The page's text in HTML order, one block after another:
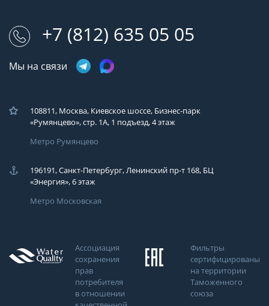
+7 (812) 635 05 05
Мы на связи
108811, Москва, Киевское шоссе, Бизнес-парк
«Румянцево», стр. 1А, 1 подъезд, 4 этаж
Метро Румянцево
196191, Санкт-Петербург, Ленинский пр-т 168, БЦ
«Энергия», 6 этаж
Метро Московская
Ассоциация
сохранения
прав
потребителя
в отношении
Фильтры
сертифицированы
на территории
Таможенного
союза